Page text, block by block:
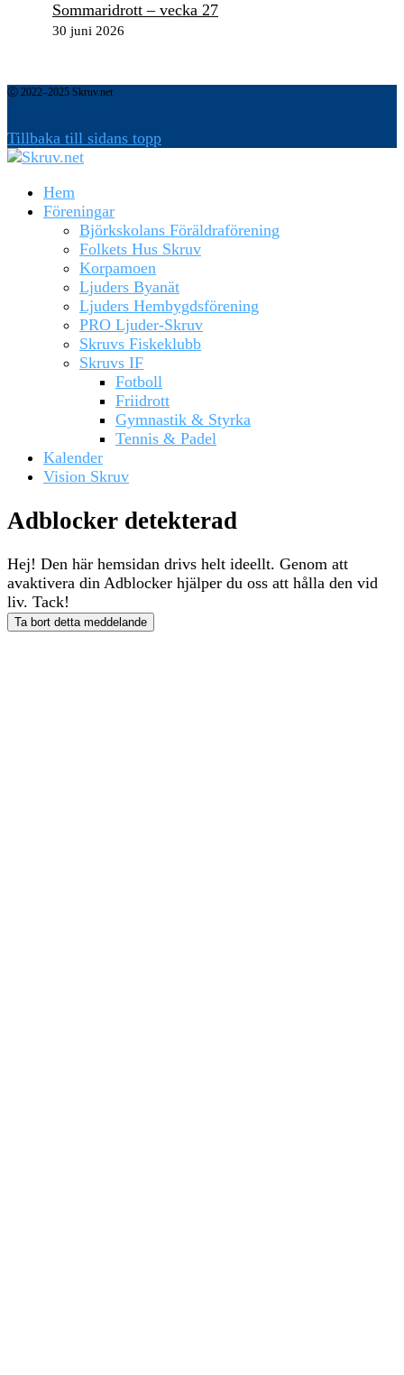
Sommaridrott – vecka 27
30 juni 2026
Ⓒ 2022–2025 Skruv.net
Tillbaka till sidans topp
Hem
Föreningar
Björkskolans Föräldraförening
Folkets Hus Skruv
Korpamoen
Ljuders Byanät
Ljuders Hembygdsförening
PRO Ljuder-Skruv
Skruvs Fiskeklubb
Skruvs IF
Fotboll
Friidrott
Gymnastik & Styrka
Tennis & Padel
Kalender
Vision Skruv
Adblocker detekterad
Hej! Den här hemsidan drivs helt ideellt. Genom att
avaktivera din Adblocker hjälper du oss att hålla den vid
liv. Tack!
Ta bort detta meddelande